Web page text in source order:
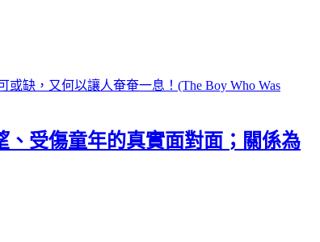
受傷童年的真實面對面；關係為